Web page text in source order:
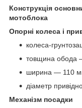
Конструкція
мотоблока
Опорні колеса і
колеса-
товщина обода
ширина — 110
діаметр
Механізм посадки